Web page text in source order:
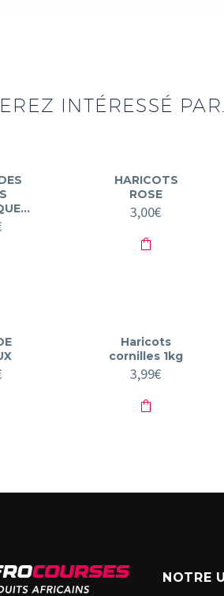
INTÉRESSÉ PAR...
DECORTIQUEES
HARICOTS
ROSE
3,00€
Haricots
cornilles 1kg
3,99€
NOTRE